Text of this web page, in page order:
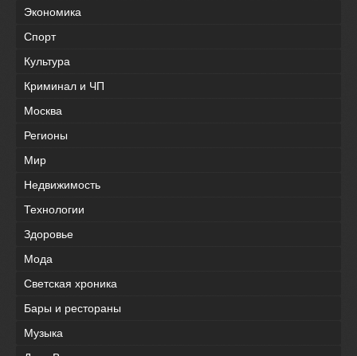
Экономика
Спорт
Культура
Криминал и ЧП
Москва
Регионы
Мир
Недвижимость
Технологии
Здоровье
Мода
Светская хроника
Бары и рестораны
Музыка